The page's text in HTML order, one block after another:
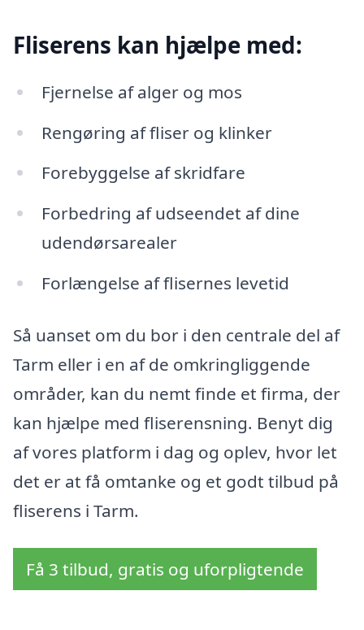
Fliserens kan hjælpe med:
Fjernelse af alger og mos
Rengøring af fliser og klinker
Forebyggelse af skridfare
Forbedring af udseendet af dine
udendørsarealer
Forlængelse af flisernes levetid
Så uanset om du bor i den centrale del af
Tarm eller i en af de omkringliggende
områder, kan du nemt finde et firma, der
kan hjælpe med fliserensning. Benyt dig
af vores platform i dag og oplev, hvor let
det er at få omtanke og et godt tilbud på
fliserens i Tarm.
Få 3 tilbud, gratis og uforpligtende